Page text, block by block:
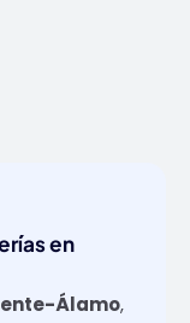
en
Álamo,